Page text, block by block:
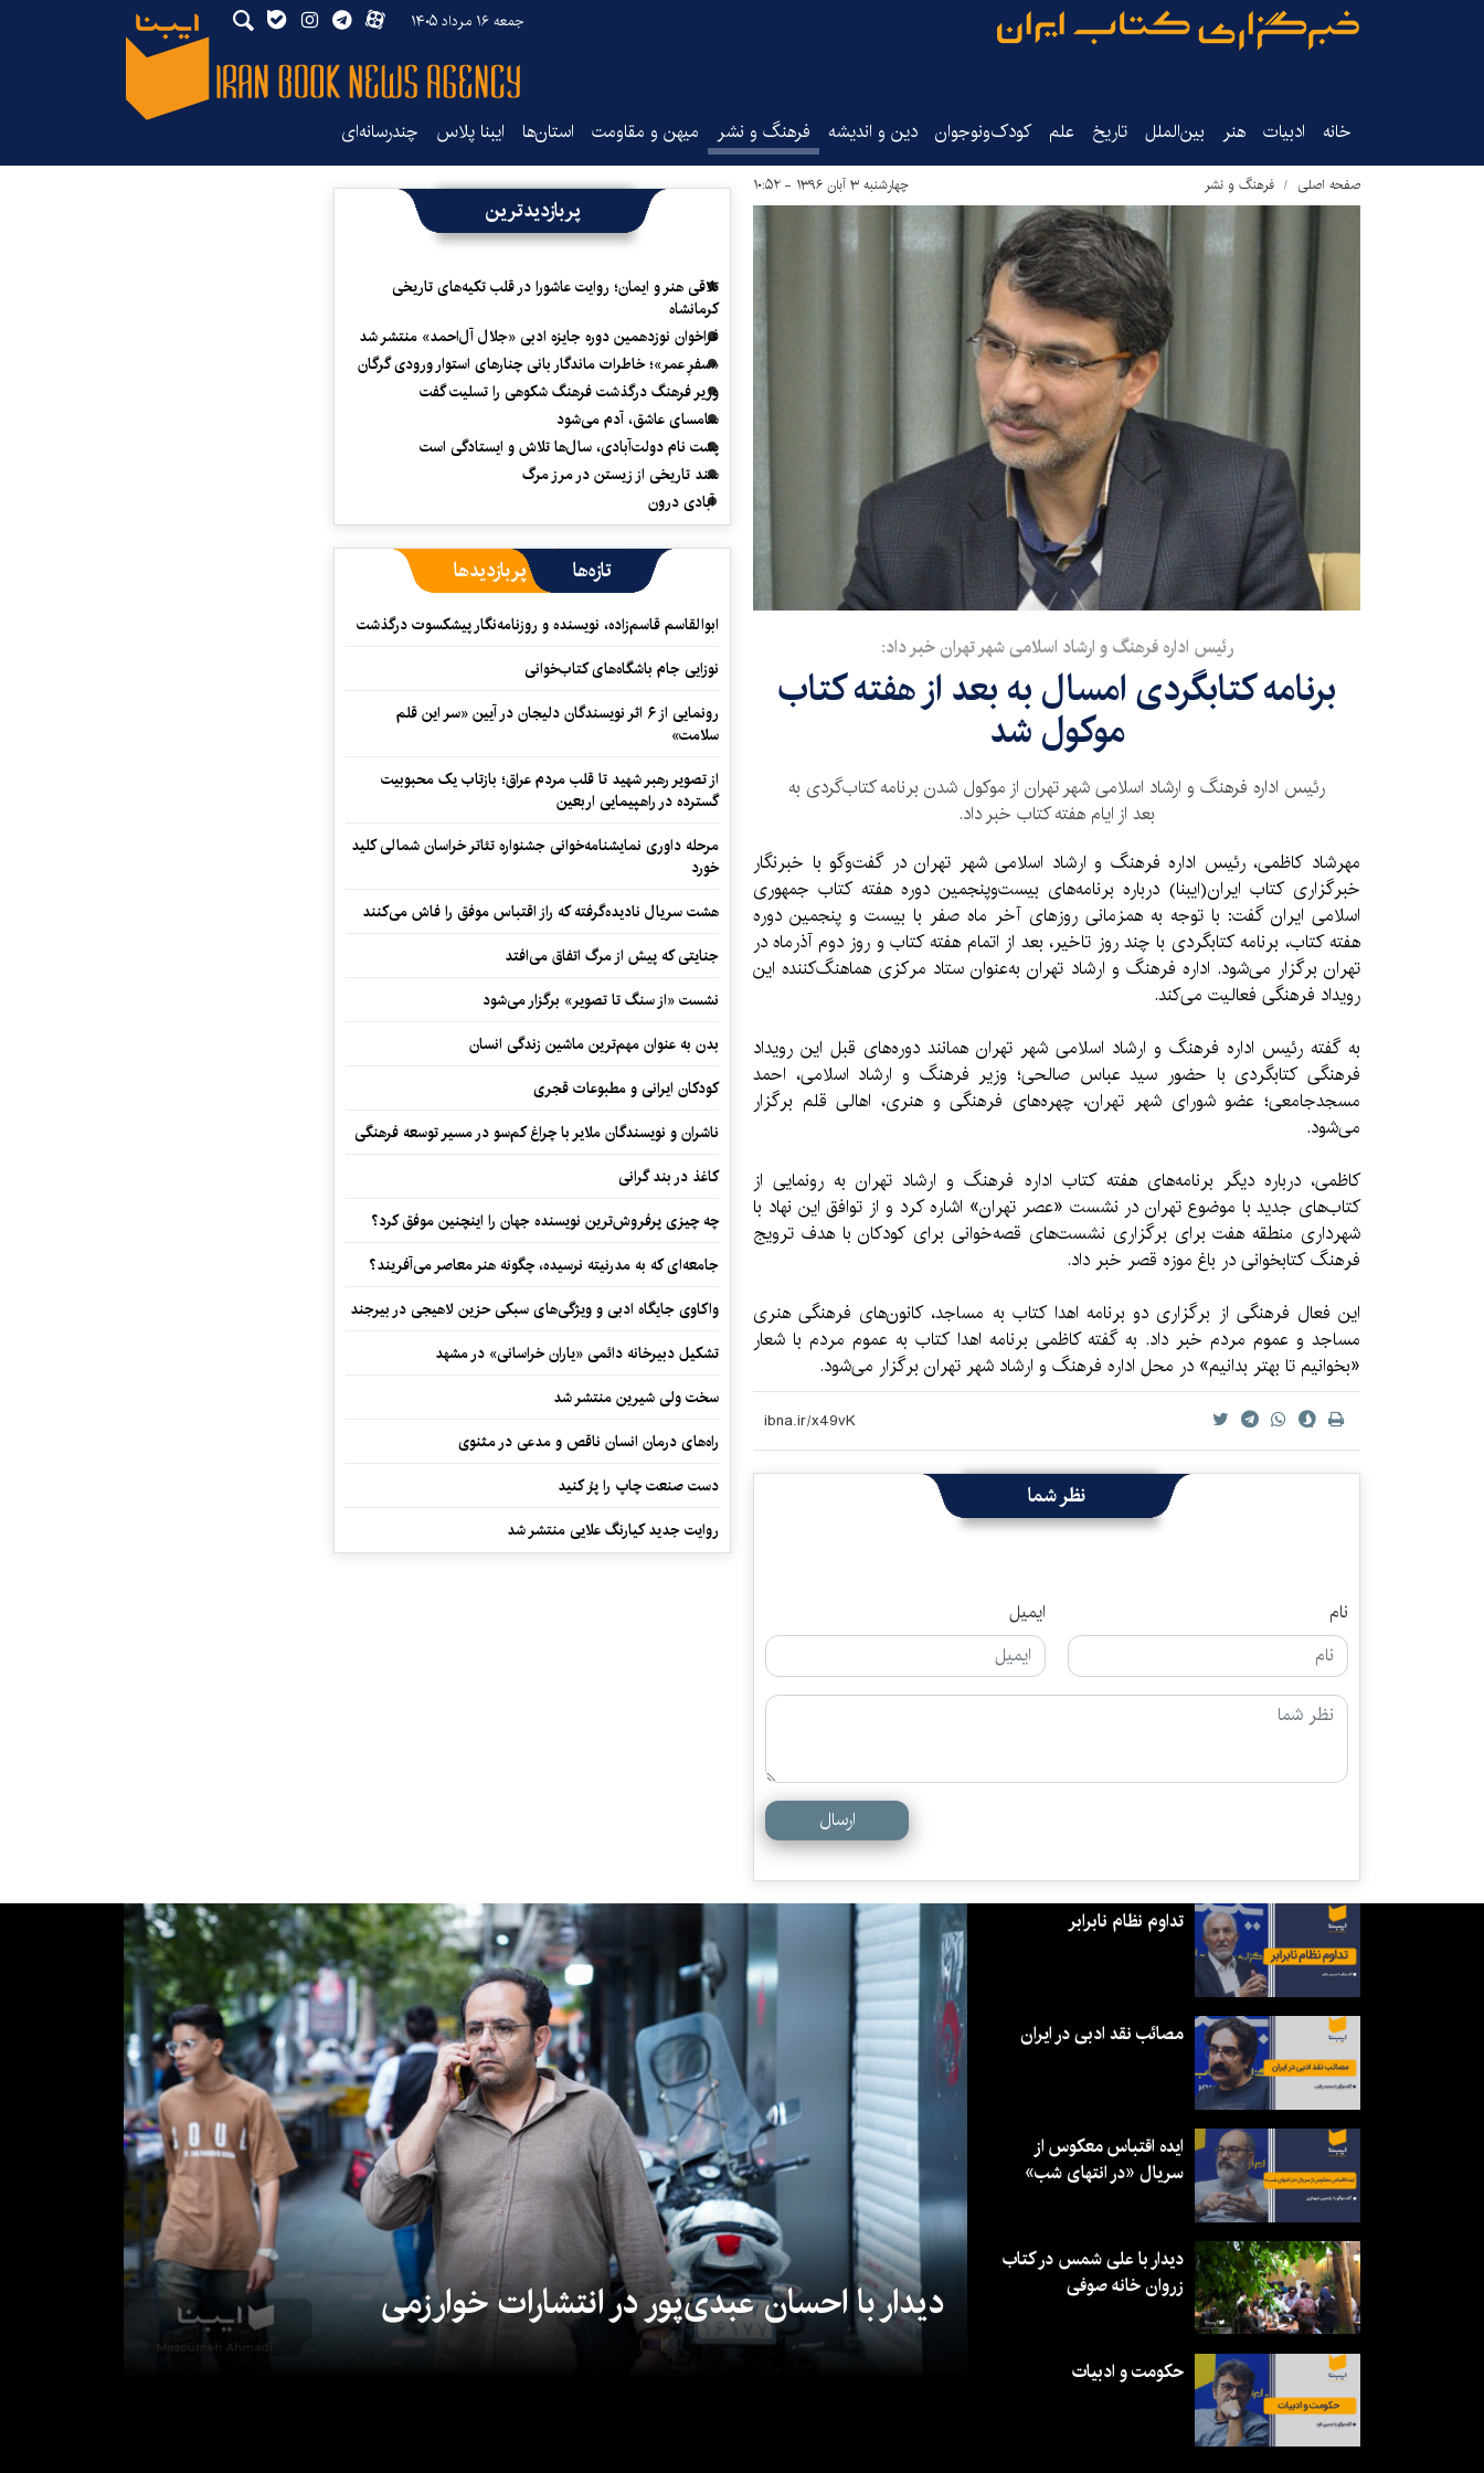
جمعه ۱۶ مرداد ۱۴۰۵
خانه ادبیات هنر بین‌الملل تاریخ‌ علم کودک‌ونوجوان دین و اندیشه فرهنگ و نشر میهن و مقاومت استان‌ها ایبنا پلاس چندرسانه‌ای
صفحه اصلی فرهنگ و نشر چهارشنبه ۳ آبان ۱۳۹۶ - ۱۰:۵۲
رئیس اداره فرهنگ و ارشاد اسلامی شهر تهران خبر داد:
برنامه کتابگردی امسال به بعد از هفته کتاب
موکول شد
رئیس اداره فرهنگ و ارشاد اسلامی شهر تهران از موکول شدن برنامه کتاب‌گردی به
بعد از ایام هفته کتاب خبر داد.
مهرشاد کاظمی، رئیس اداره فرهنگ و ارشاد اسلامی شهر تهران در گفت‌و‌‌گو با خبرنگار
خبرگزاری کتاب ایران‌(ایبنا) درباره برنامه‌های بیست‌وپنجمین دوره هفته کتاب جمهوری
اسلامی ایران گفت: با توجه به همزمانی روز‌های آخر ماه صفر با بیست و پنجمین دوره
هفته کتاب، برنامه کتابگردی با چند روز تاخیر، بعد از اتمام هفته کتاب و روز دوم آذرماه در
تهران برگزار می‌شود. اداره فرهنگ و ارشاد تهران به‌عنوان ستاد مرکزی هماهنگ‌‌‌کننده این
رویداد فرهنگی فعالیت می‌کند.
به گفته رئیس اداره فرهنگ و ارشاد اسلامی شهر تهران همانند دوره‌های قبل این رویداد
فرهنگی کتابگردی با حضور سید عباس صالحی؛ وزیر فرهنگ و ارشاد اسلامی، احمد‌
مسجد‌جامعی؛ عضو شورای شهر تهران، چهره‌های فرهنگی و هنری، اهالی قلم برگزار
می‌شود.
کاظمی، درباره دیگر برنامه‌های هفته کتاب اداره فرهنگ و ارشاد تهران به رونمایی از
کتاب‌های جدید با موضوع تهران در نشست‌ «عصر تهران» اشاره کرد و از توافق این نهاد با
شهرداری منطقه هفت برای برگزاری نشست‌های قصه‌خوانی برای کودکان با هدف ترویج
فرهنگ کتابخوانی در باغ موزه قصر خبر داد.
این فعال فرهنگی از برگزاری دو برنامه اهدا کتاب به مساجد، کانون‌های فرهنگی هنری
مساجد و عموم مردم خبر داد. به گفته کاظمی برنامه اهدا کتاب به عموم مردم با شعار
«بخوانیم تا بهتر بدانیم» در محل اداره فرهنگ و ارشاد شهر تهران برگزار می‌شود.
نظر شما
نام ایمیل
ارسال
پربازدیدترین
تلاقی هنر و ایمان؛ روایت عاشورا در قلب تکیه‌های تاریخی
کرمانشاه
فراخوان نوزدهمین دوره جایزه ادبی «جلال آل‌احمد» منتشر شد
«سفرِ عمر»؛ خاطرات ماندگار بانی چنارهای استوار ورودی گرگان
وزیر فرهنگ درگذشت فرهنگ شکوهی را تسلیت گفت
سامسای عاشق، آدم می‌شود
پشت نام دولت‌آبادی، سال‌ها تلاش و ایستادگی است
سند تاریخی از زیستن در مرز مرگ
آبادی درون
تازه‌ها پربازدیدها
ابوالقاسم قاسم‌زاده، نویسنده و روزنامه‌نگار پیشکسوت درگذشت
نوزایی جام باشگاه‌های کتاب‌خوانی
رونمایی از ۶ اثر نویسندگان دلیجان در آیین «سر این قلم
سلامت»
از تصویر رهبر شهید تا قلب مردم عراق؛ بازتاب یک محبوبیت
گسترده در راهپیمایی اربعین
مرحله داوری نمایشنامه‌خوانی جشنواره تئاتر خراسان شمالی کلید
خورد
هشت سریال نادیده‌گرفته که راز اقتباس موفق را فاش می‌کنند
جنایتی که پیش از مرگ اتفاق می‌افتد
نشست «از سنگ تا تصویر» برگزار می‌شود
بدن به عنوان مهم‌ترین ماشین زندگی انسان
کودکان ایرانی و مطبوعات قجری
ناشران و نویسندگان ملایر با چراغ کم‌سو در مسیر توسعه فرهنگی
کاغذ در بند گرانی
چه چیزی پرفروش‌ترین نویسنده جهان را اینچنین موفق کرد؟
جامعه‌ای که به مدرنیته نرسیده، چگونه هنر معاصر می‌آفریند؟
واکاوی جایگاه ادبی و ویژگی‌های سبکی حزین لاهیجی در بیرجند
تشکیل دبیرخانه دائمی «یاران خراسانی» در مشهد
سخت ولی شیرین منتشر شد
راه‌های درمان انسان ناقص و مدعی در مثنوی
دست صنعت چاپ را پرُ کنید
روایت جدید کیارنگ علایی منتشر شد
دیدار با احسان عبدی‌پور در انتشارات خوارزمی
تداوم نظام نابرابر
مصائب نقد ادبی در ایران
ایده اقتباس معکوس از
سریال «در انتهای شب»
دیدار با علی شمس در کتاب
زروان خانه صوفی
حکومت و ادبیات